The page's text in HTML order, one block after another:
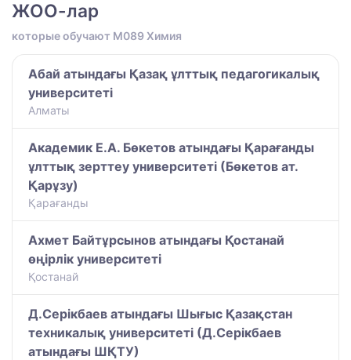
ЖОО-лар
которые обучают M089 Химия
Абай атындағы Қазақ ұлттық педагогикалық
университеті
Алматы
Академик Е.А. Бөкетов атындағы Қарағанды
ұлттық зерттеу университеті (Бөкетов ат.
Қарұзу)
Қарағанды
Ахмет Байтұрсынов атындағы Қостанай
өңірлік университеті
Қостанай
Д.Серікбаев атындағы Шығыс Қазақстан
техникалық университеті (Д.Серікбаев
атындағы ШҚТУ)